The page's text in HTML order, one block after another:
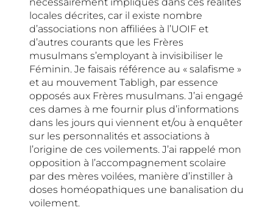
locales décrites, car il existe nombre
d’associations non affiliées à l’UOIF et
d’autres courants que les Frères
musulmans s’employant à invisibiliser le
Féminin. Je faisais référence au « salafisme »
et au mouvement Tabligh, par essence
opposés aux Frères musulmans. J’ai engagé
ces dames à me fournir plus d’informations
dans les jours qui viennent et/ou à enquêter
sur les personnalités et associations à
l’origine de ces voilements. J’ai rappelé mon
opposition à l’accompagnement scolaire
par des mères voilées, manière d’instiller à
doses homéopathiques une banalisation du
voilement.